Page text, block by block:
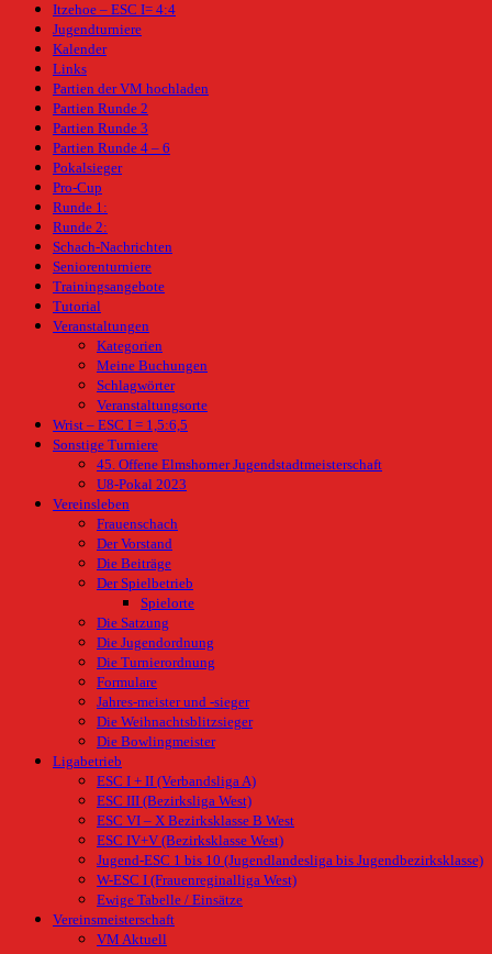
Itzehoe – ESC I= 4:4
Jugendturniere
Kalender
Links
Partien der VM hochladen
Partien Runde 2
Partien Runde 3
Partien Runde 4 – 6
Pokalsieger
Pro-Cup
Runde 1:
Runde 2:
Schach-Nachrichten
Seniorenturniere
Trainingsangebote
Tutorial
Veranstaltungen
Kategorien
Meine Buchungen
Schlagwörter
Veranstaltungsorte
Wrist – ESC I = 1,5:6,5
Sonstige Turniere
45. Offene Elmshorner Jugendstadtmeisterschaft
U8-Pokal 2023
Vereinsleben
Frauenschach
Der Vorstand
Die Beiträge
Der Spielbetrieb
Spielorte
Die Satzung
Die Jugendordnung
Die Turnierordnung
Formulare
Jahres-meister und -sieger
Die Weihnachtsblitzsieger
Die Bowlingmeister
Ligabetrieb
ESC I + II (Verbandsliga A)
ESC III (Bezirksliga West)
ESC VI – X Bezirksklasse B West
ESC IV+V (Bezirksklasse West)
Jugend-ESC 1 bis 10 (Jugendlandesliga bis Jugendbezirksklasse)
W-ESC I (Frauenreginalliga West)
Ewige Tabelle / Einsätze
Vereinsmeisterschaft
VM Aktuell